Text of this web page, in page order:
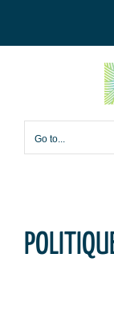
to
Go to...